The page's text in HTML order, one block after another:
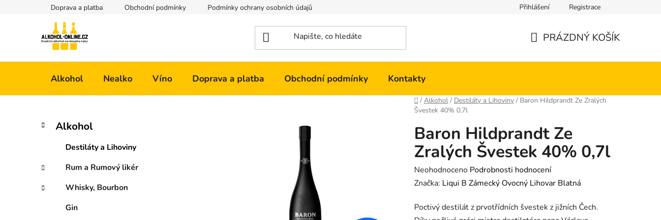
Doprava a platba Obchodní podmínky Podmínky ochrany osobních údajů Přihlášení Registrace
PRÁZDNÝ KOŠÍK
Alkohol Nealko Víno Doprava a platba Obchodní podmínky Kontakty
Domů
/ Alkohol / Destiláty a Lihoviny / Baron Hildprandt Ze Zralých
Švestek 40% 0,7l
P
r
a
Přeskočit
kategorie
K
a
g
o
r
Alkohol
Destiláty a Lihoviny
Rum a Rumový likér
Whisky, Bourbon
Gin
Baron Hildprandt Ze
Zralých Švestek 40% 0,7l
Průměrné
hodnocení
je
Neohodnoceno Podrobnosti hodnocení
Značka: Liqui B Zámecký Ovocný Lihovar Blatná
Poctivý destilát z prvotřídních švestek z jižních Čech.